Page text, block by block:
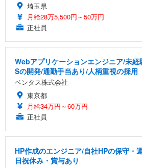
埼玉県
月給28万5,500円～50万円
正社員
Webアプリケーションエンジニア/未
Sの開発/通勤手当あり/人柄重視の採用
ベンタス株式会社
東京都
月給34万円～60万円
正社員
HP作成のエンジニア/自社HPの保守・
日祝休み・賞与あり